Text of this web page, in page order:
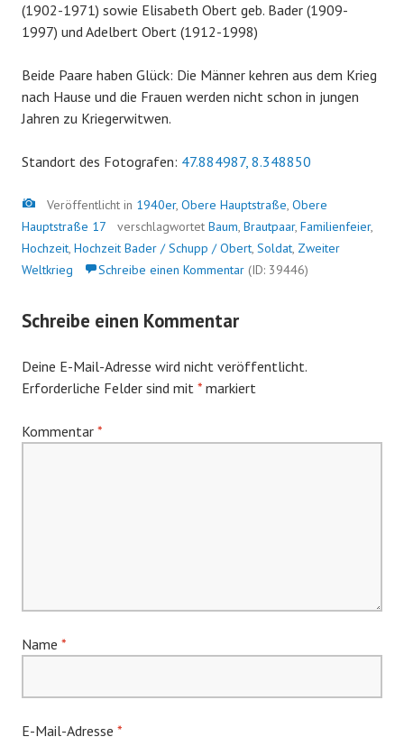
(1902-1971) sowie Elisabeth Obert geb. Bader (1909-
1997) und Adelbert Obert (1912-1998)
Beide Paare haben Glück: Die Männer kehren aus dem Krieg
nach Hause und die Frauen werden nicht schon in jungen
Jahren zu Kriegerwitwen.
Standort des Fotografen: 47.884987, 8.348850
Bild
Veröffentlicht in 1940er, Obere Hauptstraße, Obere
Hauptstraße 17
verschlagwortet Baum, Brautpaar, Familienfeier,
Hochzeit, Hochzeit Bader / Schupp / Obert, Soldat, Zweiter
Weltkrieg
Schreibe einen Kommentar (ID: 39446)
Schreibe einen Kommentar
Deine E-Mail-Adresse wird nicht veröffentlicht.
Erforderliche Felder sind mit * markiert
Kommentar *
Name *
E-Mail-Adresse *